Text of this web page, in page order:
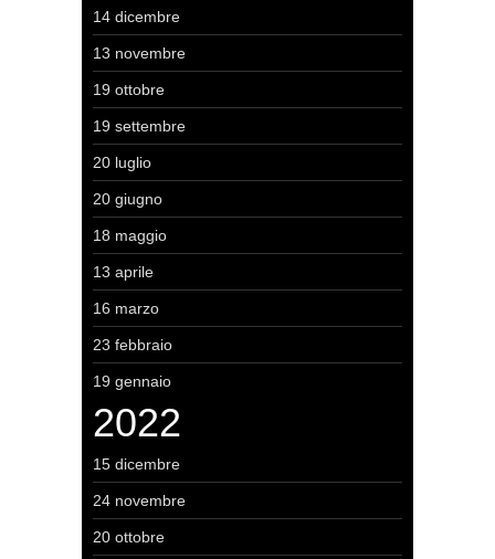
14 dicembre
13 novembre
19 ottobre
19 settembre
20 luglio
20 giugno
18 maggio
13 aprile
16 marzo
23 febbraio
19 gennaio
2022
15 dicembre
24 novembre
20 ottobre